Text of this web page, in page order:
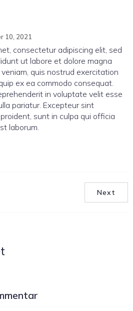
10, 2021
consectetur adipiscing elit, sed
ut labore et dolore magna
quis nostrud exercitation
ex ea commodo consequat.
in voluptate velit esse
pariatur. Excepteur sint
sunt in culpa qui officia
laborum.
Next